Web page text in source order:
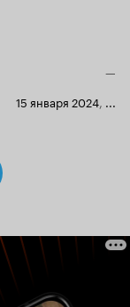
—
15 января 2024, ...